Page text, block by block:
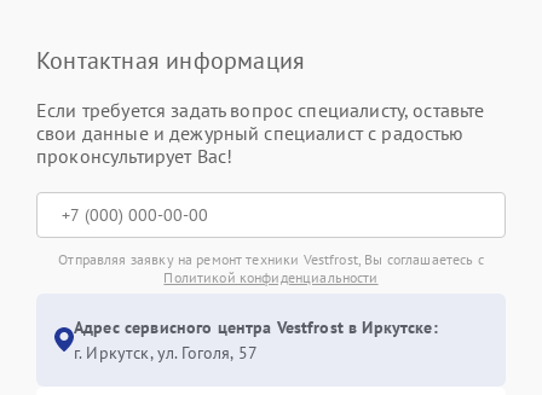
Контактная информация
Если требуется задать вопрос специалисту, оставьте
свои данные и дежурный специалист с радостью
проконсультирует Вас!
Отправляя заявку на ремонт техники Vestfrost, Вы соглашаетесь с
Политикой конфиденциальности
Адрес сервисного центра Vestfrost в Иркутске:
г. Иркутск, ул. ​Гоголя, 57